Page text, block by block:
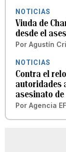
NOTICIAS
Viuda de
desde el
Por Agustín
NOTICIAS
Contra el
autoridades
asesinato
Por Agencia